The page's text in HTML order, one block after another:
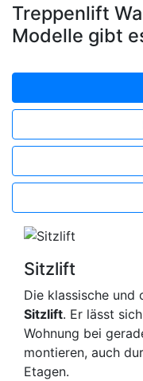
Treppenlift
Modelle gibt
Sitzlift
Die klassische
Sitzlift. Er lässt
Wohnung bei
montieren, auch
Etagen.